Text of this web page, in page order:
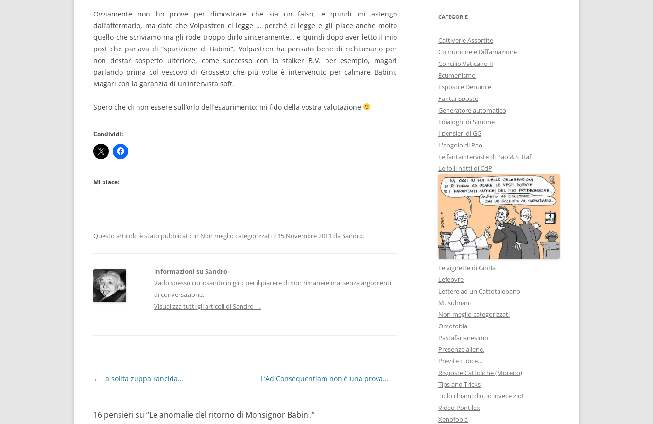
Ovviamente non ho prove per dimostrare che sia un falso, e quindi mi astengo
dall’affermarlo, ma dato che Volpastren ci legge … perché ci legge e gli piace anche molto
quello che scriviamo ma gli rode troppo dirlo sinceramente… e quindi dopo aver letto il mio
post che parlava di “sparizione di Babini”, Volpastren ha pensato bene di richiamarlo per
non destar sospetto ulteriore, come successo con lo stalker B.V. per esempio, magari
parlando prima col vescovo di Grosseto che più volte è intervenuto per calmare Babini.
Magari con la garanzia di un’intervista soft.
Spero che di non essere sull’orlo dell’esaurimento: mi fido della vostra valutazione
Condividi:
Mi piace:
Questo articolo è stato pubblicato in Non meglio categorizzati il 15 Novembre 2011 da Sandro.
Informazioni su Sandro
Vado spesso curiosando in giro per il piacere di non rimanere mai senza argomenti
di conversazione.
Visualizza tutti gli articoli di Sandro →
Navigazione
← La solita zuppa rancida… L’Ad Consequentiam non è una prova… →
16 pensieri su “Le anomalie del ritorno di Monsignor Babini.”
CATEGORIE
Cattiverie Assortite
Comunione e Diffamazione
Concilio Vaticano II
Ecumenismo
Esposti e Denunce
Fantarisposte
Generatore automatico
I dialoghi di Simone
I pensieri di GG
L'angolo di Pao
Le fantainterviste di Pao & S_Raf
Le folli notti di CdP
Le vignette di GioBa
Lefebvre
Lettere ad un Cattotalebano
Musulmani
Non meglio categorizzati
Omofobia
Pastafarianesimo
Presenze aliene.
Previte ci dice…
Risposte Cattoliche (Moreno)
Tips and Tricks
Tu lo chiami dio, io invece Zio!
Video Pontilex
Xenofobia